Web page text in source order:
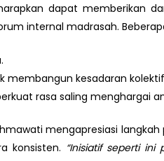
dapat
internal madrasah.
membangun kesadaran
rasa saling menghargai
mengapresiasi
konsisten. “Inisiatif seperti